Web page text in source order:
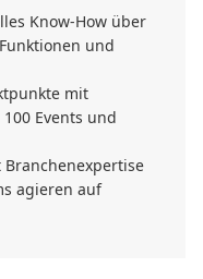
Know-How über
und
mit
Events und
agieren auf